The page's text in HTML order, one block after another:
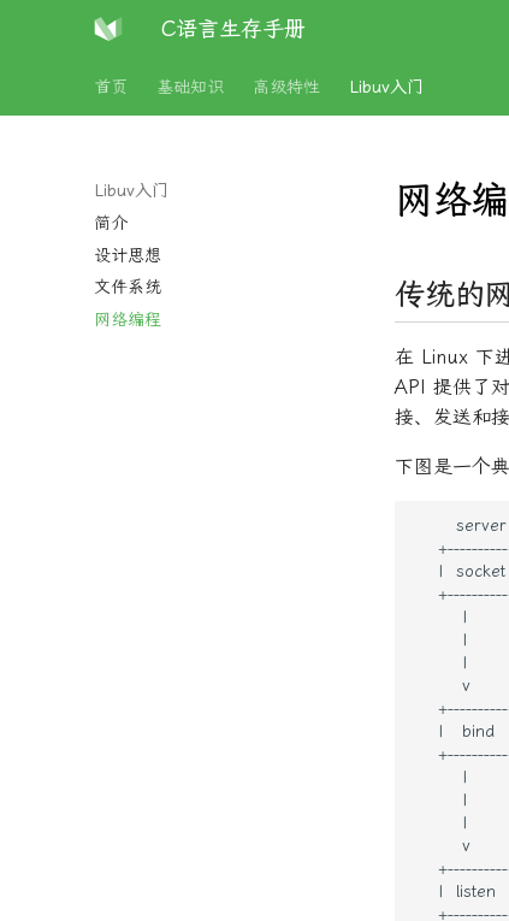
C语言生存手册
首页 基础知识 高级特性 Libuv入门
Libuv入门
简介
设计思想
文件系统
网络编程
网络
传统的
在 Linux 下
API 提供了
接、发送和
下图是一个